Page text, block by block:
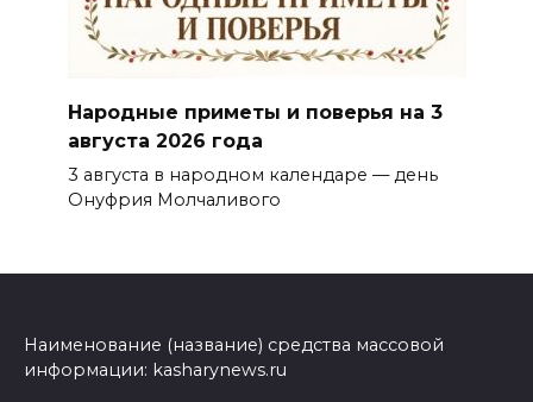
Народные приметы и поверья на 3
августа 2026 года
3 августа в народном календаре — день
Онуфрия Молчаливого
Наименование (название) средства массовой
информации: kasharynews.ru